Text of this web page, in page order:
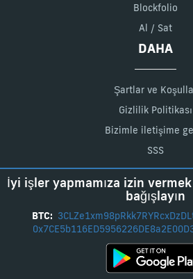
Blockfolio
Al / Sat
DAHA
Şartlar ve
Gizlilik Politikası
Bizimle iletişime
SSS
İyi işler yapmamıza izin
bağışlayın
BTC: